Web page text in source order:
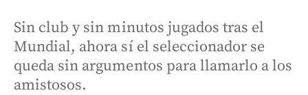
Sin club y sin minutos jugados tras el
Mundial, ahora sí el seleccionador se
queda sin argumentos para llamarlo a los
amistosos.